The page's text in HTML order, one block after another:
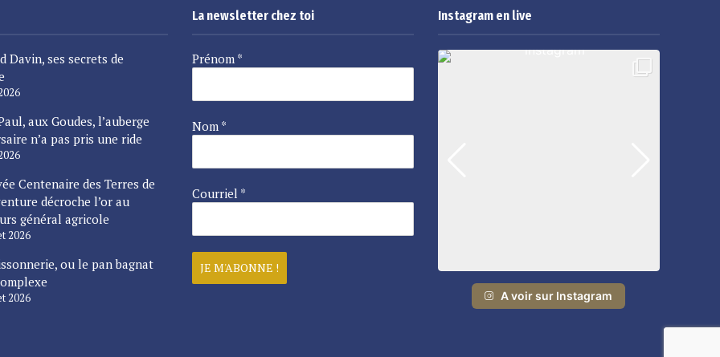
Davin, ses secrets de
aux Goudes, l’auberge
n’a pas pris une ride
Centenaire des Terres de
décroche l’or au
général agricole
2026
ou le pan bagnat
2026
La newsletter chez toi
Prénom *
Nom *
Courriel *
Instagram en live
A voir sur Instagram